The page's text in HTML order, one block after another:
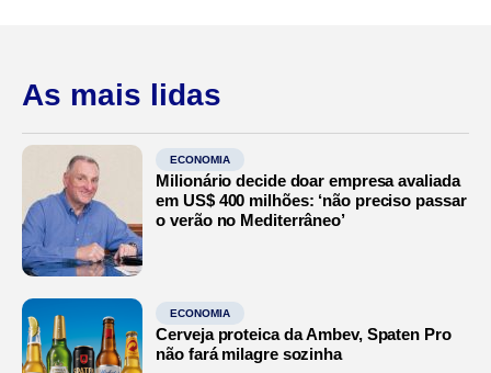
As mais lidas
ECONOMIA
Milionário decide doar empresa avaliada
em US$ 400 milhões: ‘não preciso passar
o verão no Mediterrâneo’
ECONOMIA
Cerveja proteica da Ambev, Spaten Pro
não fará milagre sozinha